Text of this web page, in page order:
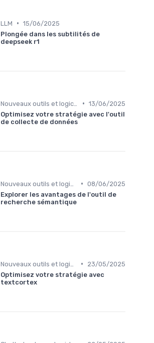
LLM • 15/06/2025
Plongée dans les subtilités de
deepseek r1
• 13/06/2025
Optimisez votre stratégie avec l'outil
de collecte de données
• 08/06/2025
Explorer les avantages de l'outil de
recherche sémantique
•
23/05/2025
Optimisez votre stratégie avec
textcortex